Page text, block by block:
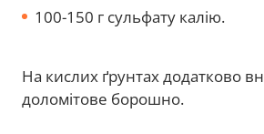
100-150 г сульфату калію.
На кислих ґрунтах додатково
доломітове борошно.